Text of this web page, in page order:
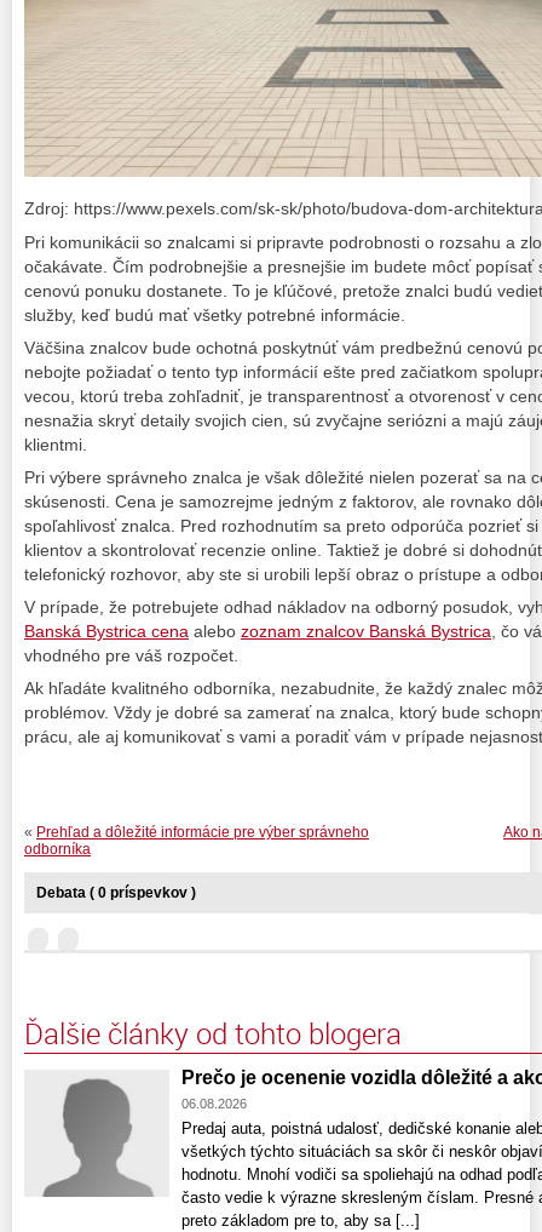
Zdroj: https://www.pexels.com/sk-sk/photo/budova-dom-
Pri komunikácii so znalcami si pripravte podrobnosti o rozsahu a
očakávate. Čím podrobnejšie a presnejšie im budete môcť popísať
cenovú ponuku dostanete. To je kľúčové, pretože znalci budú
služby, keď budú mať všetky potrebné informácie.
Väčšina znalcov bude ochotná poskytnúť vám predbežnú cenovú
nebojte požiadať o tento typ informácií ešte pred začiatkom
vecou, ktorú treba zohľadniť, je transparentnosť a otvorenosť v
nesnažia skryť detaily svojich cien, sú zvyčajne seriózni a majú
klientmi.
Pri výbere správneho znalca je však dôležité nielen pozerať sa na
skúsenosti. Cena je samozrejme jedným z faktorov, ale rovnako
spoľahlivosť znalca. Pred rozhodnutím sa preto odporúča pozrieť
klientov a skontrolovať recenzie online. Taktiež je dobré si
telefonický rozhovor, aby ste si urobili lepší obraz o prístupe a
V prípade, že potrebujete odhad nákladov na odborný posudok,
Banská Bystrica cena alebo zoznam znalcov Banská Bystrica , čo
vhodného pre váš rozpočet.
Ak hľadáte kvalitného odborníka, nezabudnite, že každý znalec
problémov. Vždy je dobré sa zamerať na znalca, ktorý bude
prácu, ale aj komunikovať s vami a poradiť vám v prípade
Ako
« Prehľad a dôležité informácie pre výber správneho
odborníka
Debata ( 0 príspevkov )
Ďalšie články od tohto blogera
Prečo je ocenenie vozidla dôležité a
06.08.2026
Predaj auta, poistná udalosť, dedičské konanie
všetkých týchto situáciách sa skôr či neskôr
hodnotu. Mnohí vodiči sa spoliehajú na odhad
často vedie k výrazne skresleným číslam. Presné
preto základom pre to, aby sa [...]